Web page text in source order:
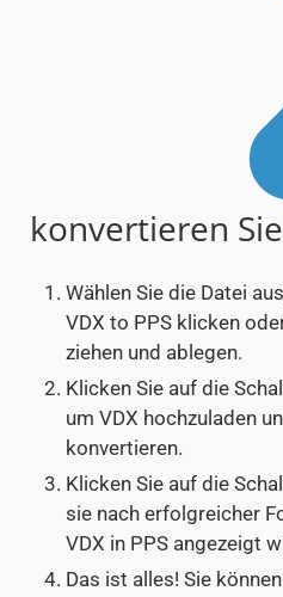
konvertieren Sie
Wählen Sie die Datei
VDX to PPS klicken
ziehen und ablegen.
Klicken Sie auf die
um VDX hochzuladen
konvertieren.
Klicken Sie auf die
sie nach erfolgreicher
VDX in PPS angezeigt
Das ist alles! Sie